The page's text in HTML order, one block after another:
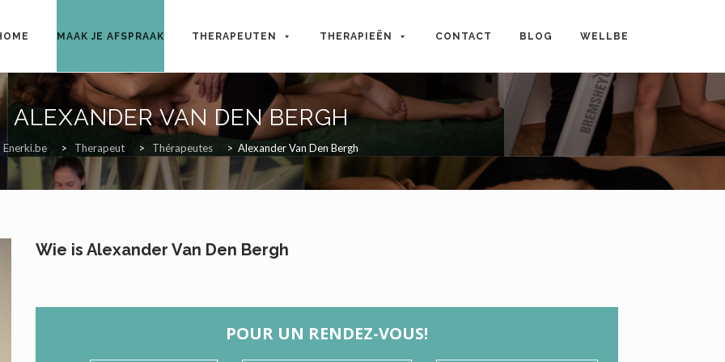
MAAK JE AFSPRAAK THERAPEUTEN THERAPIEËN CONTACT BLOG WELLBE
ALEXANDER VAN DEN BERGH
Enerki.be > Therapeut > Thérapeutes > Alexander Van Den Bergh
Wie is Alexander Van Den Bergh
POUR UN RENDEZ-VOUS!